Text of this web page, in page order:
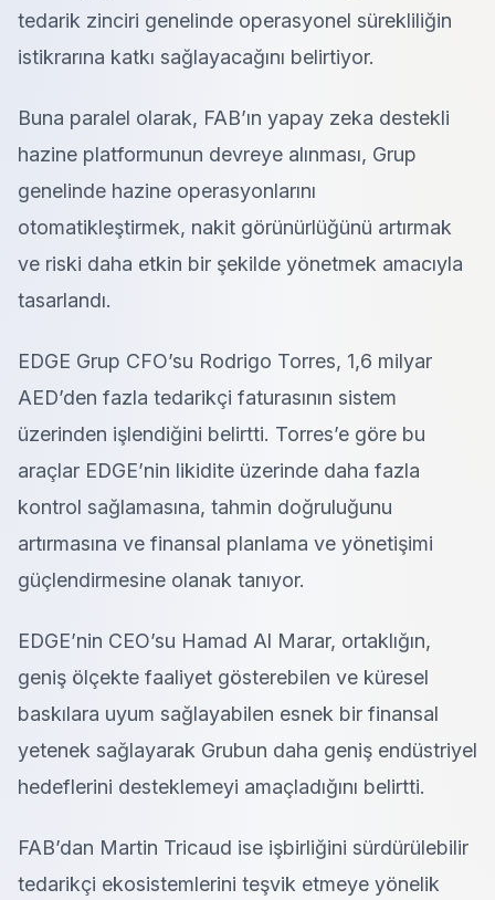
tedarik zinciri genelinde operasyonel sürekliliğin
istikrarına katkı sağlayacağını belirtiyor.
Buna paralel olarak, FAB’ın yapay zeka destekli
hazine platformunun devreye alınması, Grup
genelinde hazine operasyonlarını
otomatikleştirmek, nakit görünürlüğünü artırmak
ve riski daha etkin bir şekilde yönetmek amacıyla
tasarlandı.
EDGE Grup CFO’su Rodrigo Torres, 1,6 milyar
AED’den fazla tedarikçi faturasının sistem
üzerinden işlendiğini belirtti. Torres’e göre bu
araçlar EDGE’nin likidite üzerinde daha fazla
kontrol sağlamasına, tahmin doğruluğunu
artırmasına ve finansal planlama ve yönetişimi
güçlendirmesine olanak tanıyor.
EDGE’nin CEO’su Hamad Al Marar, ortaklığın,
geniş ölçekte faaliyet gösterebilen ve küresel
baskılara uyum sağlayabilen esnek bir finansal
yetenek sağlayarak Grubun daha geniş endüstriyel
hedeflerini desteklemeyi amaçladığını belirtti.
FAB’dan Martin Tricaud ise işbirliğini sürdürülebilir
tedarikçi ekosistemlerini teşvik etmeye yönelik